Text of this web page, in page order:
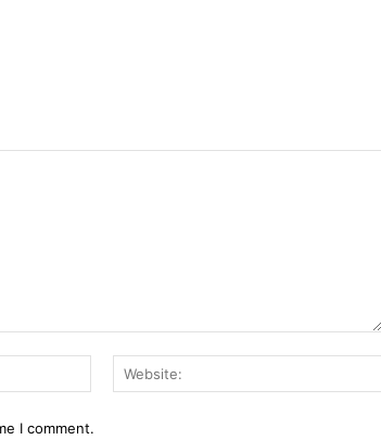
Email:*
I comment.